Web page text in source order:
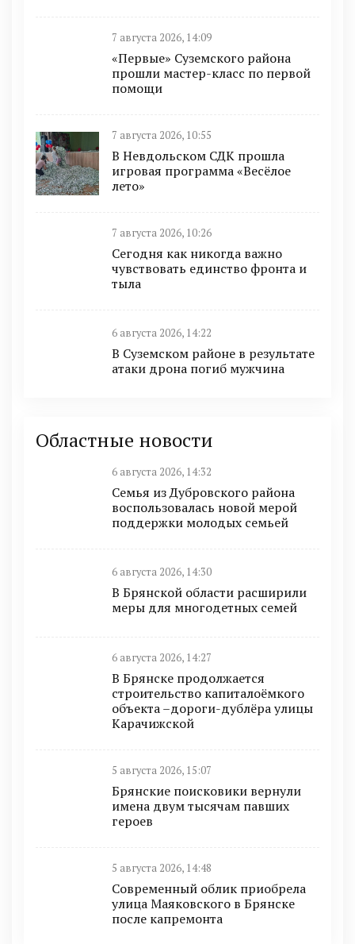
7 августа 2026, 14:09
«Первые» Суземского района
прошли мастер-класс по первой
помощи
7 августа 2026, 10:55
В Невдольском СДК прошла
игровая программа «Весёлое
лето»
7 августа 2026, 10:26
Сегодня как никогда важно
чувствовать единство фронта и
тыла
6 августа 2026, 14:22
В Суземском районе в результате
атаки дрона погиб мужчина
Областные новости
6 августа 2026, 14:32
Семья из Дубровского района
воспользовалась новой мерой
поддержки молодых семьей
6 августа 2026, 14:30
В Брянской области расширили
меры для многодетных семей
6 августа 2026, 14:27
В Брянске продолжается
строительство капиталоёмкого
объекта –дороги-дублёра улицы
Карачижской
5 августа 2026, 15:07
Брянские поисковики вернули
имена двум тысячам павших
героев
5 августа 2026, 14:48
Современный облик приобрела
улица Маяковского в Брянске
после капремонта